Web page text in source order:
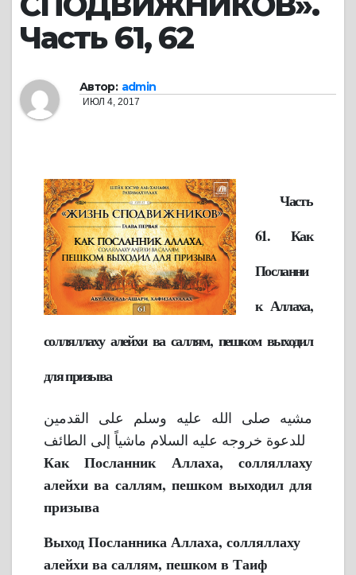
Часть 61, 62
Автор: admin
ИЮЛ 4, 2017
Часть
61. Как
Посланни
к Аллаха,
солляллаху алейхи ва саллям, пешком выходил
для призыва
مشيه صلى الله عليه وسلم على القدمين
للدعوة خروجه عليه السلام ماشياً إلى الطائف
Как Посланник Аллаха, солляллаху
алейхи ва саллям, пешком выходил для
призыва
Выход Посланника Аллаха, солляллаху
алейхи ва саллям, пешком в Таиф